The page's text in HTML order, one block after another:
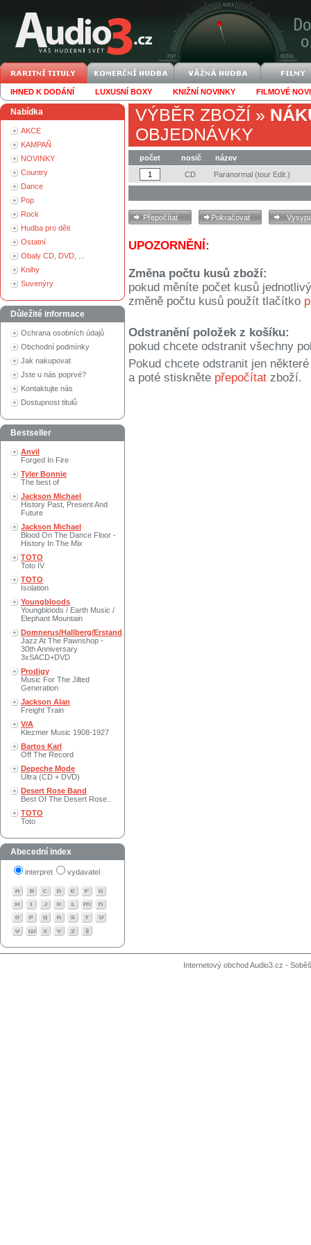
IHNED K DODÁNÍ LUXUSNÍ BOXY KNIŽNÍ NOVINKY FILMOVÉ
Nabídka
AKCE
KAMPAŇ
NOVINKY
Country
Dance
Pop
Rock
Hudba pro děti
Ostatní
Obaly CD, DVD, ...
Knihy
Suvenýry
Důležité informace
Ochrana osobních údajů
Obchodní podmínky
Jak nakupovat
Jste u nás poprvé?
Kontaktujte nás
Dostupnost titulů
Bestseller
Anvil
Forged In Fire
Tyler Bonnie
The best of
Jackson Michael
History Past, Present And
Future
Jackson Michael
Blood On The Dance Floor -
History In The Mix
TOTO
Toto IV
TOTO
Isolation
Youngbloods
Youngbloods / Earth Music /
Elephant Mountain
Domnerus/Hallberg/Erstand
Jazz At The Pawnshop -
30th Anniversary
3xSACD+DVD
Prodigy
Music For The Jilted
Generation
Jackson Alan
Freight Train
V/A
Klezmer Music 1908-1927
Bartos Karl
Off The Record
Depeche Mode
Ultra (CD + DVD)
Desert Rose Band
Best Of The Desert Rose..
TOTO
Toto
Abecední index
interpret vydavatel
VÝBĚR ZBOŽÍ »
OBJEDNÁVKY
počet nosič
název
CD
Paranormal (tour Edit.)
UPOZORNĚNÍ:
Změna počtu kusů zboží:
pokud měníte počet kusů
změně počtu kusů použít tlačítko
Odstranění položek z košíku:
pokud chcete odstranit všechny
Pokud chcete odstranit jen
a poté stiskněte přepočítat zboží.
Internetový obchod Audio3.cz -